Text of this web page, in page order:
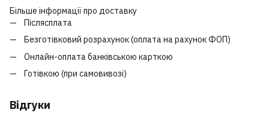
Більше інформації про доставку
Післясплата
Безготівковий розрахунок (оплата на рахунок ФОП)
Онлайн-оплата банківською карткою
Готівкою (при самовивозі)
Відгуки